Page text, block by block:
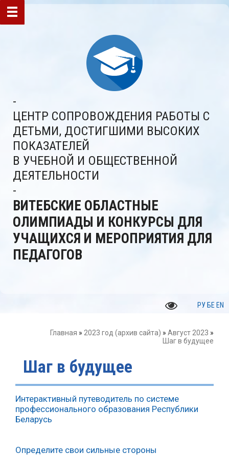
-
ЦЕНТР СОПРОВОЖДЕНИЯ РАБОТЫ С
ДЕТЬМИ, ДОСТИГШИМИ ВЫСОКИХ
ПОКАЗАТЕЛЕЙ
В УЧЕБНОЙ И ОБЩЕСТВЕННОЙ
ДЕЯТЕЛЬНОСТИ
-
ВИТЕБСКИЕ ОБЛАСТНЫЕ
ОЛИМПИАДЫ И КОНКУРСЫ ДЛЯ
УЧАЩИХСЯ И МЕРОПРИЯТИЯ ДЛЯ
ПЕДАГОГОВ
РУ БЕ EN
Главная » 2023 год (архив сайта) » Август 2023 »
Шаг в будущее
Шаг в будущее
Интерактивный путеводитель по системе
профессионального образования Республики
Беларусь
Определите свои сильные стороны